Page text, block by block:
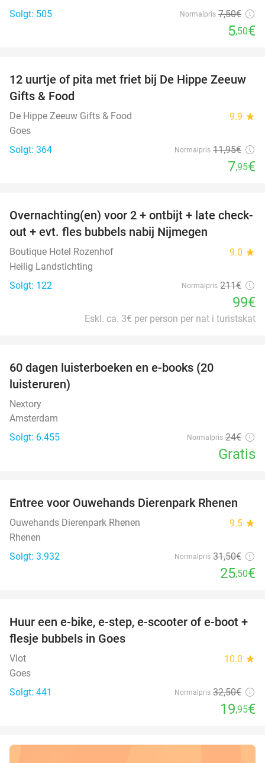
Solgt: 505
Normalpris 7,50€
5,50€
33%
12 uurtje of pita met friet bij De Hippe Zeeuw
Gifts & Food
De Hippe Zeeuw Gifts & Food 9.9 star
Goes
Solgt: 364
Normalpris 11,95€
7,95€
53%
Overnachting(en) voor 2 + ontbijt + late check-
out + evt. fles bubbels nabij Nijmegen
Boutique Hotel Rozenhof 9.0 star
Heilig Landstichting
Solgt: 122
Normalpris 211€
99€
Eskl. ca. 3€ per person per nat i turistskat
60 dagen luisterboeken en e-books (20
luisteruren)
Nextory
Amsterdam
Solgt: 6.455
Normalpris 24€
Gratis
19%
Entree voor Ouwehands Dierenpark Rhenen
Ouwehands Dierenpark Rhenen 9.5 star
Rhenen
Solgt: 3.932
Normalpris 31,50€
25,50€
39%
Huur een e-bike, e-step, e-scooter of e-boot +
flesje bubbels in Goes
Vlot 10.0 star
Goes
Solgt: 441
Normalpris 32,50€
19,95€